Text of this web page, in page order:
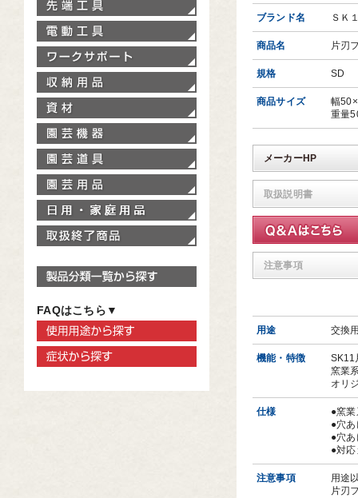
ブランド名 ＳＫ
商品名 片刃
規格 SD
商品サイズ
幅
重量
メーカーHP
取扱説明書
注意事項
用途 交換
機能・特徴
SK11
窯業
オリ
仕様
●窯
●穴
●穴
●対
注意事項
用途
片刃
ワークサポート
製品分類一覧から探す
FAQはこちら▼
使用用途から探す